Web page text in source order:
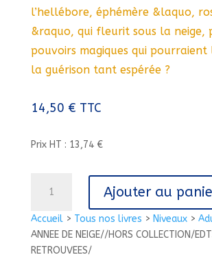
Accueil> Tous nos livres > Niveaux>
ANNEE DE NEIGE//HORS COLLECTION/
RETROUVEES/
l’hellébore, éphémère &laquo,
&raquo, qui fleurit sous la neige,
pouvoirs magiques qui
la guérison tant espérée ?
14,50 € TTC
Prix HT : 13,74 €
UNE
ANNEE
DE
Ajouter au